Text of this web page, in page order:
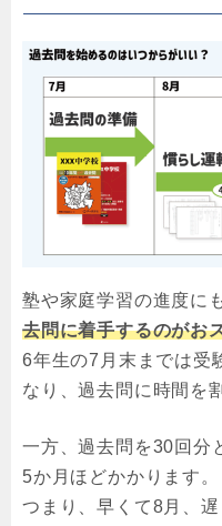
塾や家庭学習の進度に
去問に着手するのがお
6年生の7月末までは受
なり、過去問に時間を
一方、過去問を30回分
5か月ほどかかります。
つまり、早くて8月、